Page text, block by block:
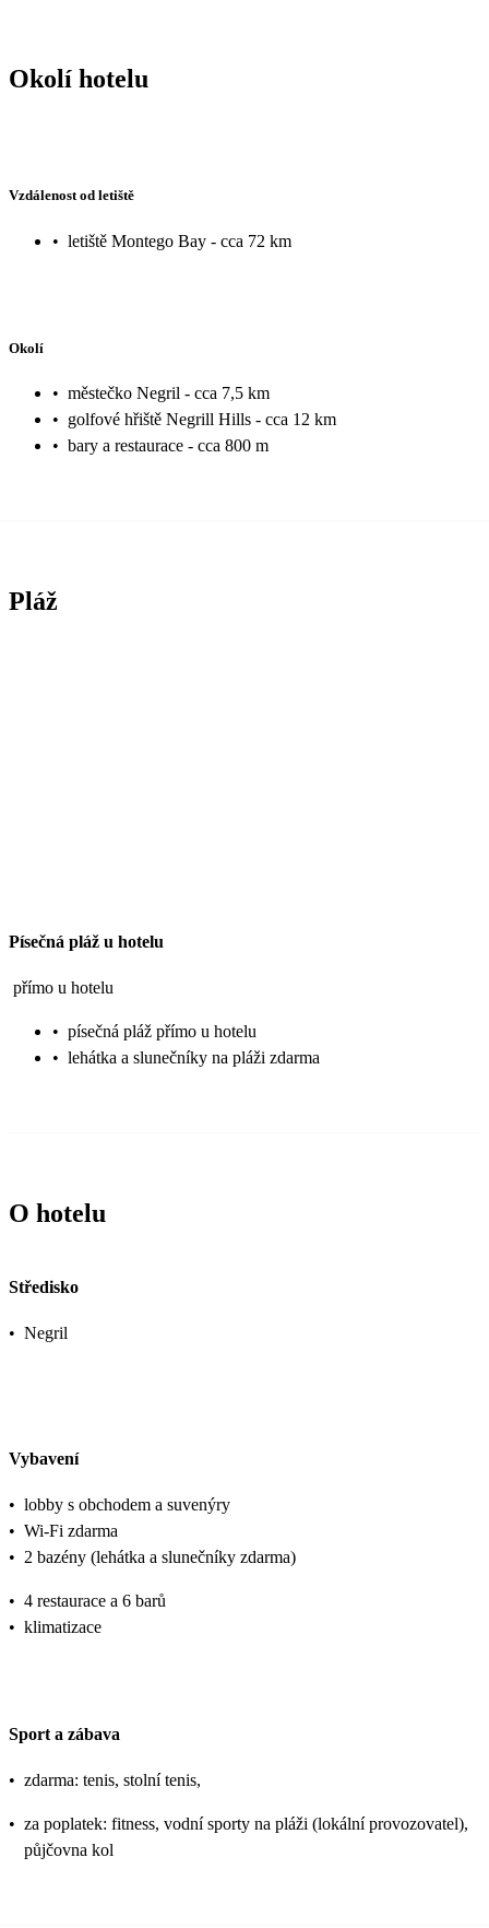
Okolí hotelu
Vzdálenost od letiště
• letiště Montego Bay - cca 72 km
Okolí
• městečko Negril - cca 7,5 km
• golfové hřiště Negrill Hills - cca 12 km
• bary a restaurace - cca 800 m
Pláž
Písečná pláž u hotelu
přímo u hotelu
• písečná pláž přímo u hotelu
• lehátka a slunečníky na pláži zdarma
O hotelu
Středisko
• Negril
Vybavení
• lobby s obchodem a suvenýry
• Wi-Fi zdarma
• 2 bazény (lehátka a slunečníky zdarma)
• 4 restaurace a 6 barů
• klimatizace
Sport a zábava
• zdarma: tenis, stolní tenis,
• za poplatek: fitness, vodní sporty na pláži (lokální provozovatel),
půjčovna kol